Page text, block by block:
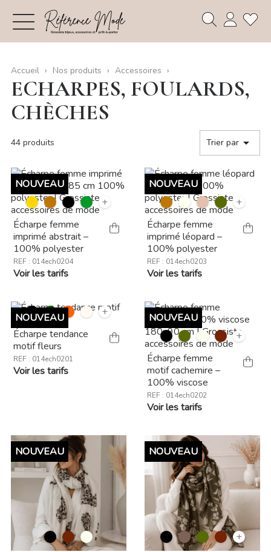
Accueil Nos produits Accessoires
ECHARPES, FOULARDS,
CHÈCHES
44 produits Trier par 
+
Écharpe femme
imprimé abstrait –
100% polyester
REF : 014ech0204
Voir les tarifs
NOUVEAU
+
Écharpe femme
imprimé léopard –
100% polyester
REF : 014ech0203
Voir les tarifs
NOUVEAU
+
Écharpe tendance
motif fleurs
REF : 014ech0201
Voir les tarifs
NOUVEAU
+
Écharpe femme
motif cachemire –
100% viscose
REF : 014ech0202
Voir les tarifs
NOUVEAU
NOUVEAU
+
NOUVEAU